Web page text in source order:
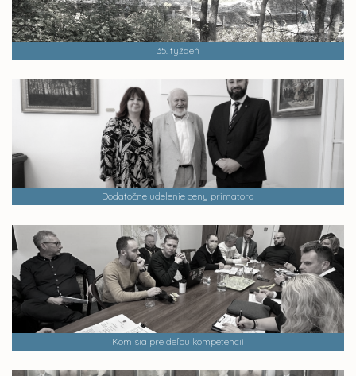
35. týždeň
Dodatočne udelenie ceny primatora
Komisia pre deľbu kompetencií